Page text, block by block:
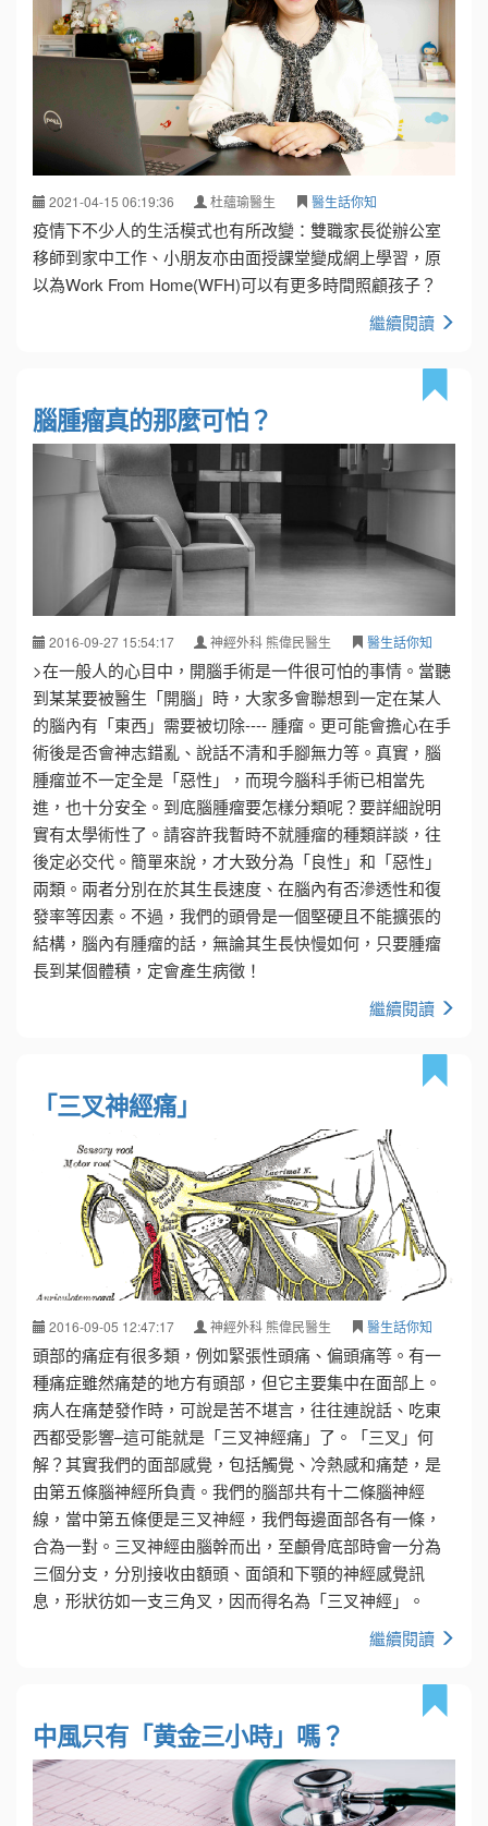
2021-04-15 06:19:36 杜蘊瑜醫生 醫生話你知
疫情下不少人的生活模式也有所改變：雙職家長從辦公室
移師到家中工作、小朋友亦由面授課堂變成網上學習，原
以為Work From Home(WFH)可以有更多時間照顧孩子？
繼續閱讀
腦腫瘤真的那麼可怕？
2016-09-27 15:54:17 神經外科 熊偉民醫生 醫生話你知
>在一般人的心目中，開腦手術是一件很可怕的事情。當聽
到某某要被醫生「開腦」時，大家多會聯想到一定在某人
的腦內有「東西」需要被切除---- 腫瘤。更可能會擔心在手
術後是否會神志錯亂、說話不清和手腳無力等。真實，腦
腫瘤並不一定全是「惡性」，而現今腦科手術已相當先
進，也十分安全。到底腦腫瘤要怎樣分類呢？要詳細說明
實有太學術性了。請容許我暫時不就腫瘤的種類詳談，往
後定必交代。簡單來說，才大致分為「良性」和「惡性」
兩類。兩者分別在於其生長速度、在腦內有否滲透性和復
發率等因素。不過，我們的頭骨是一個堅硬且不能擴張的
結構，腦內有腫瘤的話，無論其生長快慢如何，只要腫瘤
長到某個體積，定會產生病徵！
繼續閱讀
「三叉神經痛」
2016-09-05 12:47:17 神經外科 熊偉民醫生 醫生話你知
頭部的痛症有很多類，例如緊張性頭痛、偏頭痛等。有一
種痛症雖然痛楚的地方有頭部，但它主要集中在面部上。
病人在痛楚發作時，可說是苦不堪言，往往連說話、吃東
西都受影響–這可能就是「三叉神經痛」了。「三叉」何
解？其實我們的面部感覺，包括觸覺、冷熱感和痛楚，是
由第五條腦神經所負責。我們的腦部共有十二條腦神經
線，當中第五條便是三叉神經，我們每邊面部各有一條，
合為一對。三叉神經由腦幹而出，至顱骨底部時會一分為
三個分支，分別接收由額頭、面頜和下顎的神經感覺訊
息，形狀彷如一支三角叉，因而得名為「三叉神經」。
繼續閱讀
中風只有「黄金三小時」嗎？